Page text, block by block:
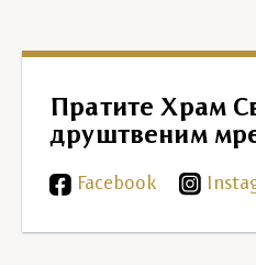
Пратите Храм
друштвеним
Facebook